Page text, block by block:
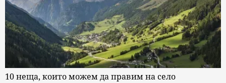
10 неща, които можем да правим на село